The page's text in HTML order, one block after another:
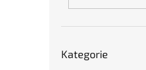
kategorie
Kategorie